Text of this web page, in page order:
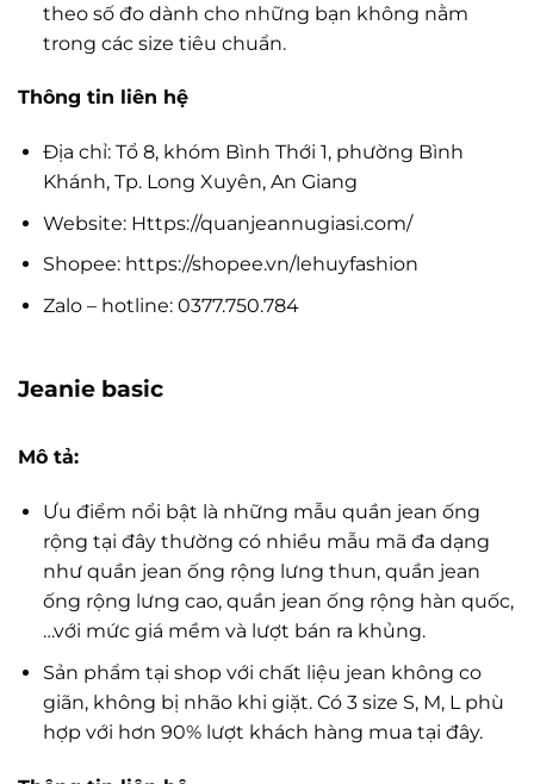
theo số đo dành cho những bạn không nằm
trong các size tiêu chuẩn.
Thông tin liên hệ
Địa chỉ: Tổ 8, khóm Bình Thới 1, phường Bình
Khánh, Tp. Long Xuyên, An Giang
Website: Https://quanjeannugiasi.com/
Shopee: https://shopee.vn/lehuyfashion
Zalo – hotline: 0377.750.784
Jeanie basic
Mô tả:
Ưu điểm nổi bật là những mẫu quần jean ống
rộng tại đây thường có nhiều mẫu mã đa dạng
như quần jean ống rộng lưng thun, quần jean
ống rộng lưng cao, quần jean ống rộng hàn quốc,
…với mức giá mềm và lượt bán ra khủng.
Sản phẩm tại shop với chất liệu jean không co
giãn, không bị nhão khi giặt. Có 3 size S, M, L phù
hợp với hơn 90% lượt khách hàng mua tại đây.